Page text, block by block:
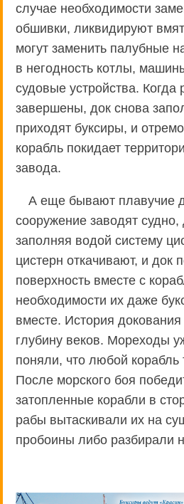
случае необходимости
обшивки, ликвидируют
могут заменить палубные
в негодность котлы,
судовые устройства.
завершены, док снова
приходят буксиры, и
корабль покидает
завода.
А еще бывают плавучие
сооружение заводят
заполняя водой систему
цистерн откачивают, и док
поверхность вместе с
необходимости их даже
вместе. История докования
глубину веков. Мореходы
поняли, что любой корабль
После морского боя
затопленные корабли в
рабы вытаскивали их на
пробоины либо разбирали